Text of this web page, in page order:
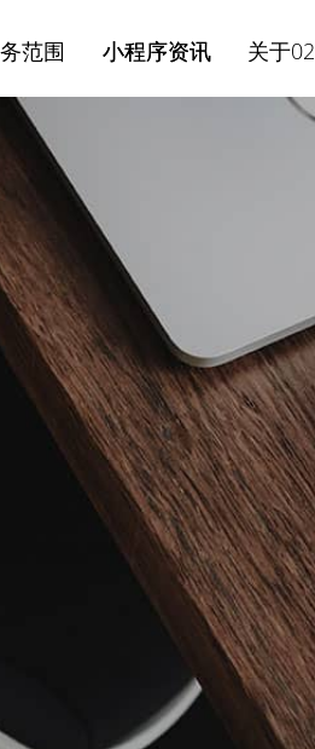
范围 小程序资讯 关于